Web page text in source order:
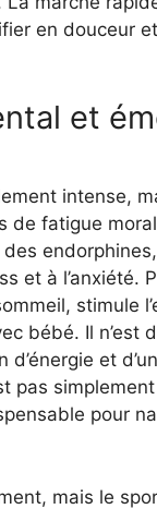
en douceur
et
intense,
de fatigue
et à l’anxiété.
stimule
bébé. Il n’est
et
pas
pour
mais le